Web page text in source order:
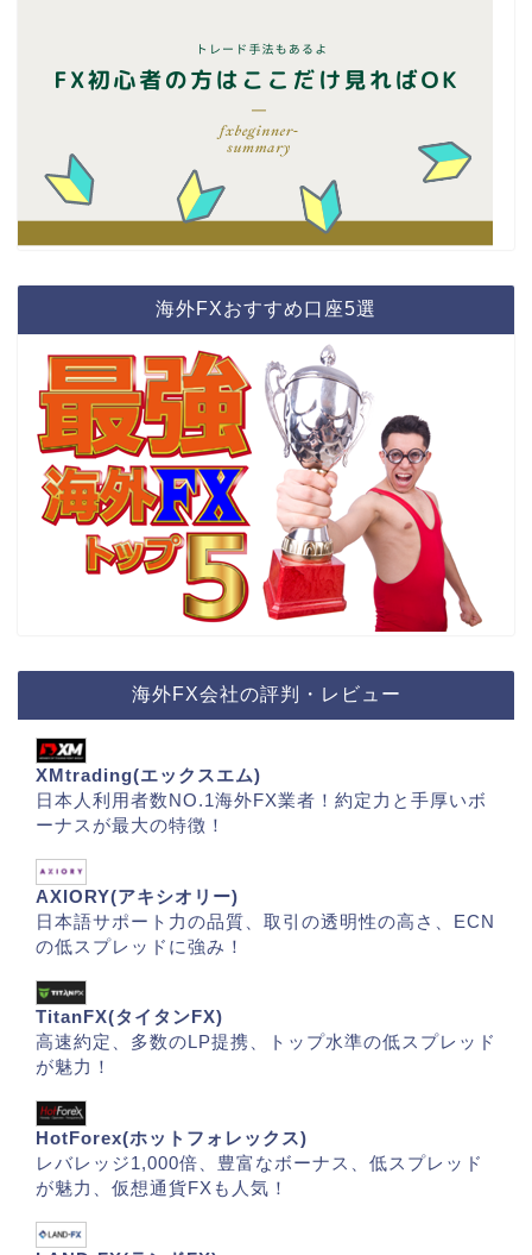
海外FXおすすめ口座5選
海外FX会社の評判・レビュー
XMtrading(エックスエム)
日本人利用者数NO.1海外FX業者！約定力と手厚いボ
ーナスが最大の特徴！
AXIORY(アキシオリー)
日本語サポート力の品質、取引の透明性の高さ、ECN
の低スプレッドに強み！
TitanFX(タイタンFX)
高速約定、多数のLP提携、トップ水準の低スプレッド
が魅力！
HotForex(ホットフォレックス)
レバレッジ1,000倍、豊富なボーナス、低スプレッド
が魅力、仮想通貨FXも人気！